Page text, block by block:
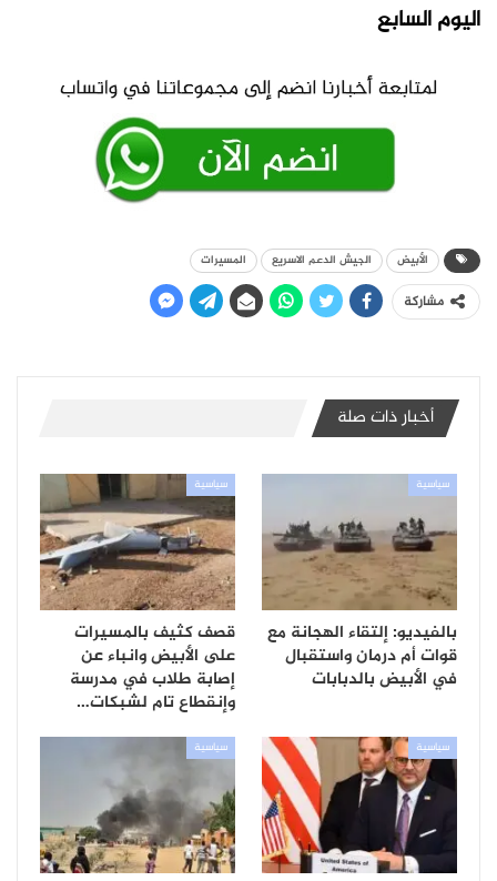
اليوم السابع
الأبيض الجيش الدعم الاسريع المسيرات
مشاركة
أخبار ذات صلة
سياسية
بالفيديو: إلتقاء الهجانة مع
قوات أم درمان واستقبال
في الأبيض بالدبابات
سياسية
قصف كثيف بالمسيرات
على الأبيض وانباء عن
إصابة طلاب في مدرسة
وإنقطاع تام لشبكات…
سياسية سياسية